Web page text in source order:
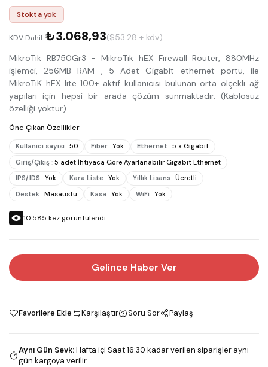
Stokta yok
KDV Dahil :₺3.068,93($53.28 + kdv)
MikroTik RB750Gr3 - MikroTik hEX Firewall Router, 880MHz
işlemci, 256MB RAM , 5 Adet Gigabit ethernet portu, ile
MikroTiK hEX lite 100+ aktif kullanıcısı bulunan orta ölçekli ağ
yapıları için hepsi bir arada çözüm sunmaktadır. (Kablosuz
özelliği yoktur)
Öne Çıkan Özellikler
Kullanıcı sayısı : 50 Fiber : Yok Ethernet : 5 x Gigabit
Giriş/Çıkış : 5 adet İhtiyaca Göre Ayarlanabilir Gigabit Ethernet
IPS/IDS : Yok Kara Liste : Yok Yıllık Lisans : Ücretli
Destek : Masaüstü Kasa : Yok WiFi : Yok
10.585 kez görüntülendi
Gelince Haber Ver
Favorilere Ekle Karşılaştır Soru Sor Paylaş
Aynı Gün Sevk:Hafta içi Saat 16:30 kadar verilen siparişler aynı
gün kargoya verilir.